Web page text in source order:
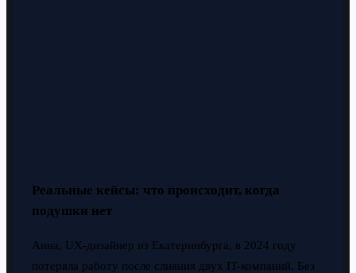
Реальные кейсы: что происходит, когда
подушки нет
Анна, UX-дизайнер из Екатеринбурга, в 2024 году
потеряла работу после слияния двух IT-компаний. Без